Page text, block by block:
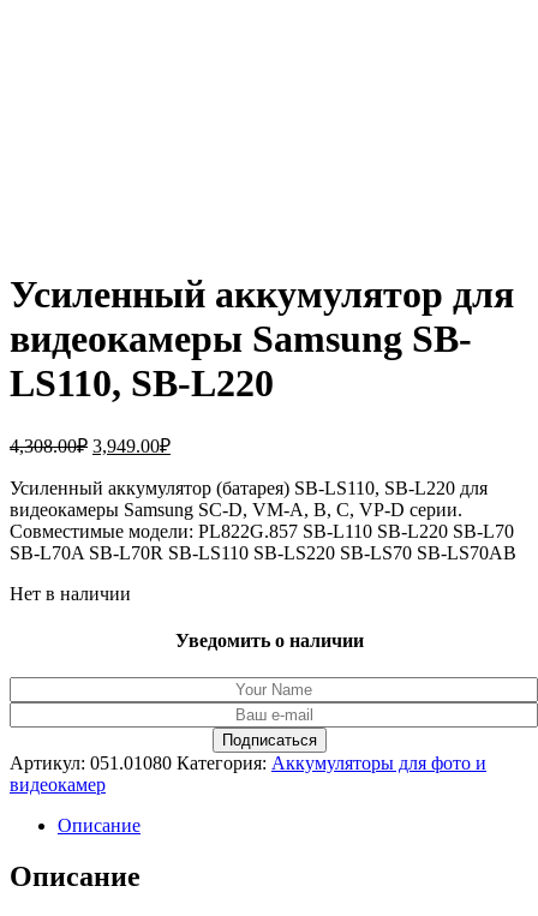
Усиленный аккумулятор для
видеокамеры Samsung SB-
LS110, SB-L220
4,308.00₽ Первоначальная
составляла
4,308.00₽.
3,949.00₽Текущая
3,949.00₽.
Усиленный аккумулятор (батарея) SB-LS110, SB-L220 для
видеокамеры Samsung SC-D, VM-A, B, C, VP-D серии.
Совместимые модели: PL822G.857 SB-L110 SB-L220 SB-L70
SB-L70A SB-L70R SB-LS110 SB-LS220 SB-LS70 SB-LS70AB
Нет в наличии
Уведомить о наличии
Артикул: 051.01080 Категория: Аккумуляторы для фото и
видеокамер
Описание
Описание